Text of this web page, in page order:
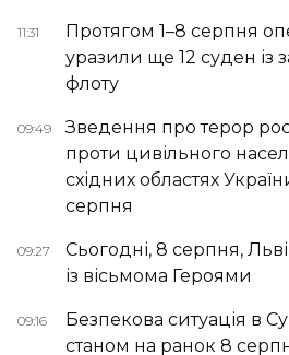
11:31
Протягом 1–8 серпня
уразили ще 12 суден із
флоту
09:49
Зведення про терор
проти цивільного
східних областях
серпня
09:27
Сьогодні, 8 серпня,
із вісьмома Героями
09:16
Безпекова ситуація в
станом на ранок 8